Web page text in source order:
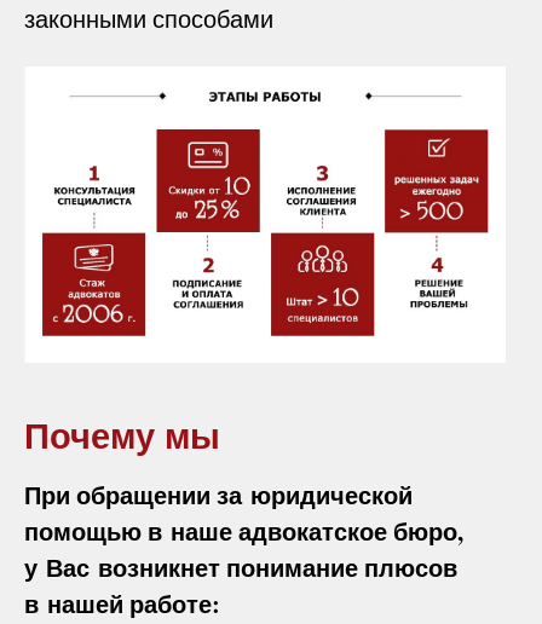
законными способами
Почему мы
При обращении за юридической
помощью в наше адвокатское бюро,
у Вас возникнет понимание плюсов
в нашей работе: